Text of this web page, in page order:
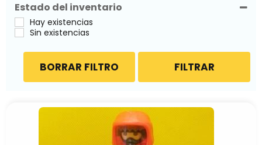
Estado del inventario
Hay existencias
Sin existencias
FILTRAR
BORRAR FILTRO